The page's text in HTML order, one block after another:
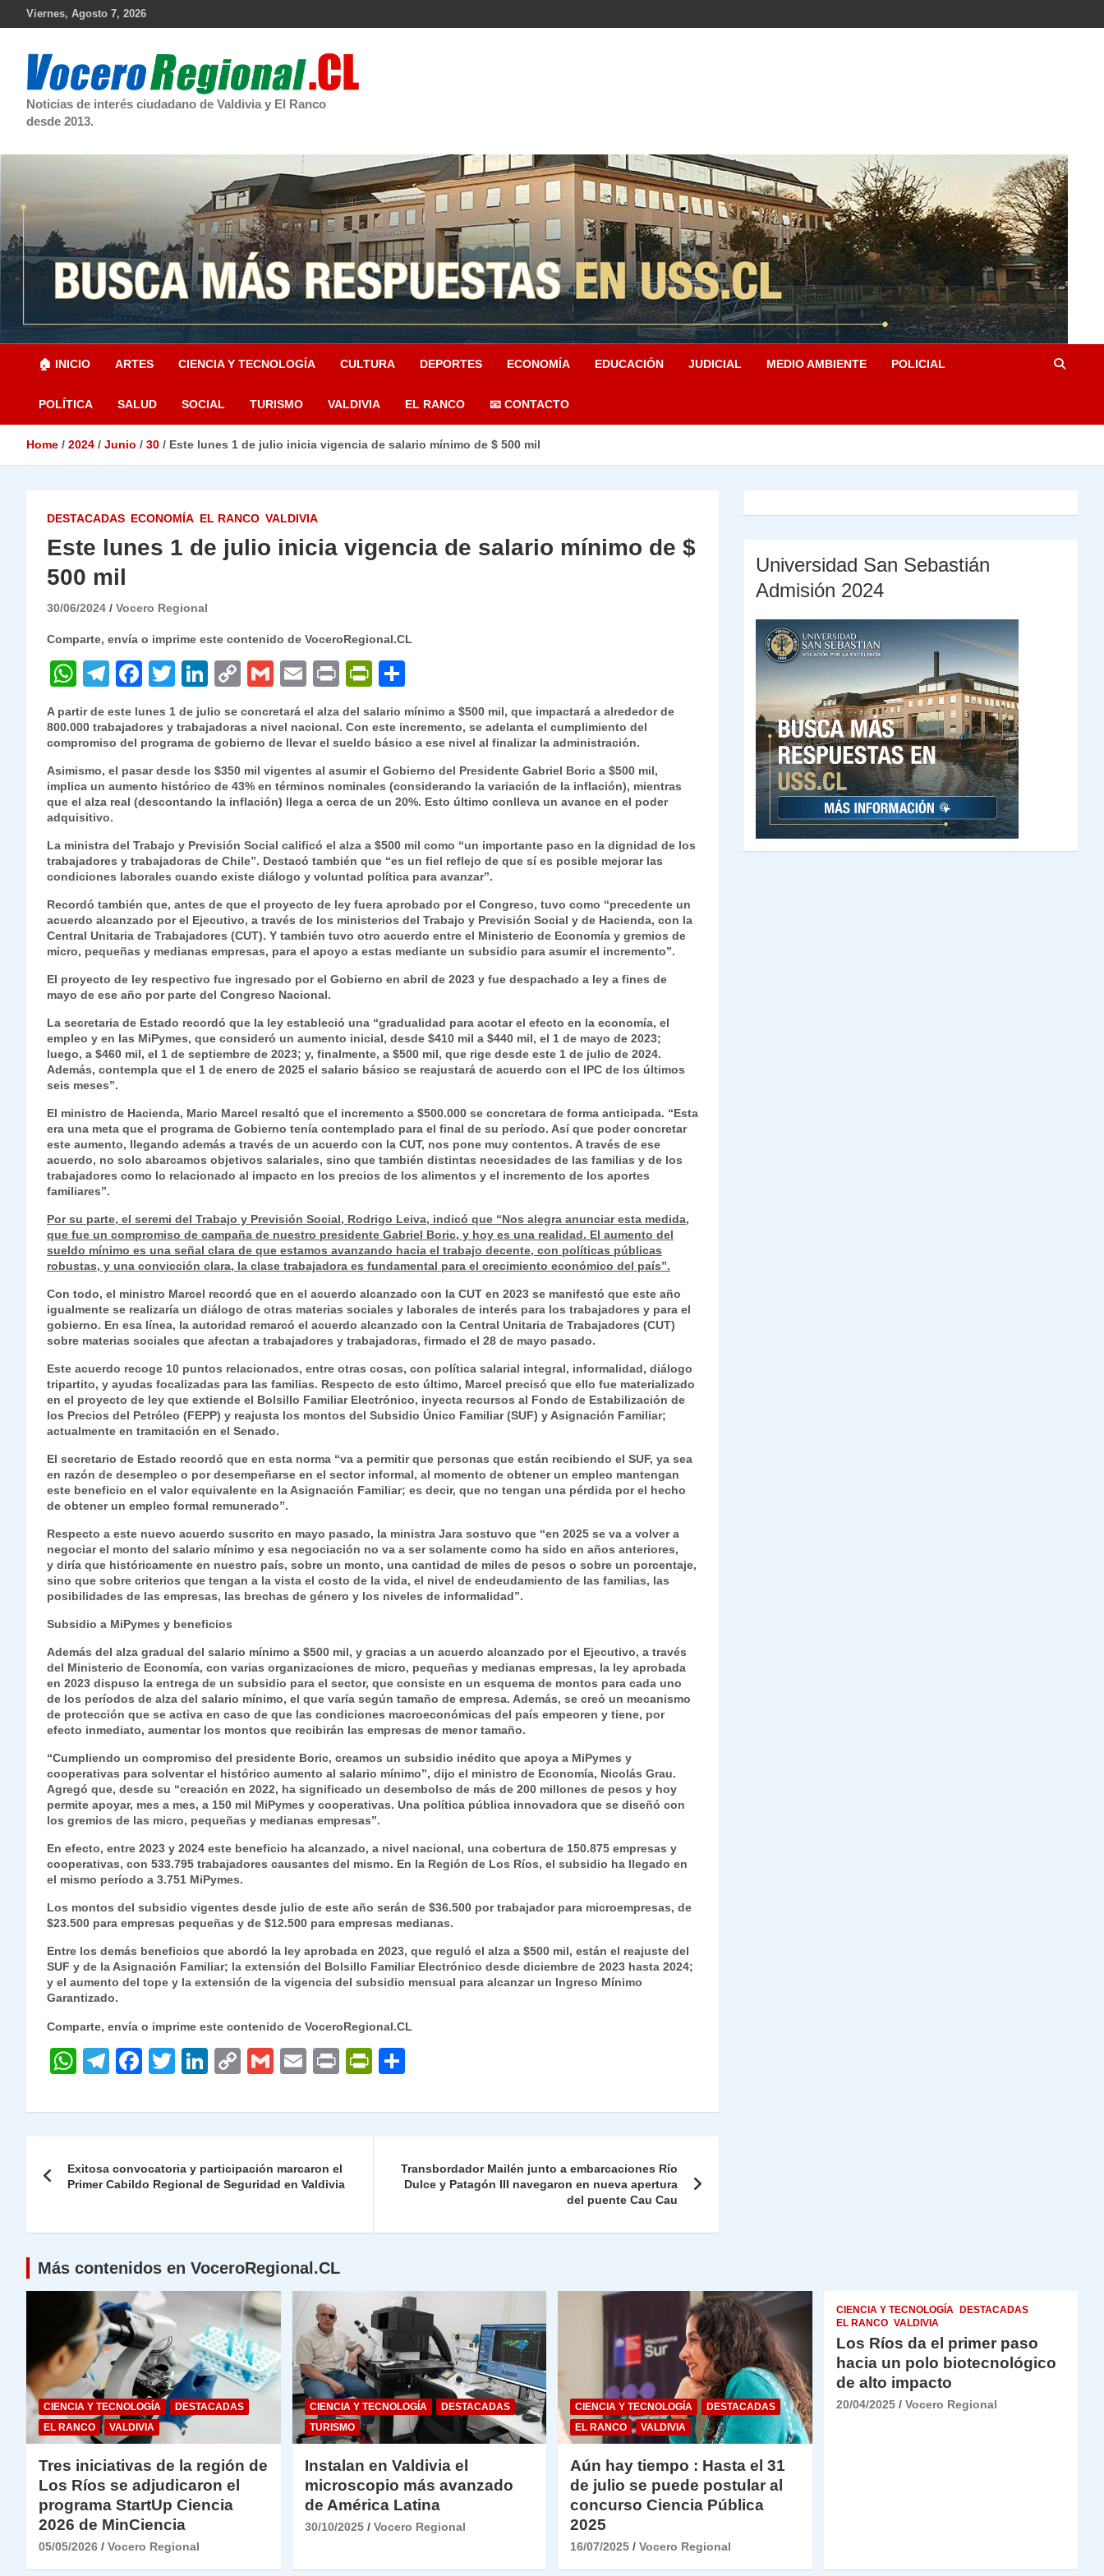
Viernes, Agosto 7, 2026
Noticias de interés ciudadano de Valdivia y El Ranco
desde 2013.
🏠 INICIO ARTES CIENCIA Y TECNOLOGÍA CULTURA DEPORTES ECONOMÍA EDUCACIÓN JUDICIAL MEDIO AMBIENTE POLICIAL
POLÍTICA SALUD SOCIAL TURISMO VALDIVIA EL RANCO 📧 CONTACTO
Home 2024 Junio 30 Este lunes 1 de julio inicia vigencia de salario mínimo de $ 500 mil
DESTACADAS ECONOMÍA EL RANCO VALDIVIA
Este lunes 1 de julio inicia vigencia de salario mínimo de $
500 mil
30/06/2024 Vocero Regional
Comparte, envía o imprime este contenido de VoceroRegional.CL
W
h
at
s
A
p
p
T
el
e
gr
a
m
F
c
e
b
o
k
T
w
itt
er
Li
n
k
e
dI
n
C
p
y
Li
n
G
m
ai
l
E
m
ai
l
P
ri
nt
P
ri
nt
Fr
ie
n
y
o
m
p
ar
tir
A partir de este lunes 1 de julio se concretará el alza del salario mínimo a $500 mil, que impactará a alrededor de
800.000 trabajadores y trabajadoras a nivel nacional. Con este incremento, se adelanta el cumplimiento del
compromiso del programa de gobierno de llevar el sueldo básico a ese nivel al finalizar la administración.
Asimismo, el pasar desde los $350 mil vigentes al asumir el Gobierno del Presidente Gabriel Boric a $500 mil,
implica un aumento histórico de 43% en términos nominales (considerando la variación de la inflación), mientras
que el alza real (descontando la inflación) llega a cerca de un 20%. Esto último conlleva un avance en el poder
adquisitivo.
La ministra del Trabajo y Previsión Social calificó el alza a $500 mil como “un importante paso en la dignidad de los
trabajadores y trabajadoras de Chile”. Destacó también que “es un fiel reflejo de que sí es posible mejorar las
condiciones laborales cuando existe diálogo y voluntad política para avanzar”.
Recordó también que, antes de que el proyecto de ley fuera aprobado por el Congreso, tuvo como “precedente un
acuerdo alcanzado por el Ejecutivo, a través de los ministerios del Trabajo y Previsión Social y de Hacienda, con la
Central Unitaria de Trabajadores (CUT). Y también tuvo otro acuerdo entre el Ministerio de Economía y gremios de
micro, pequeñas y medianas empresas, para el apoyo a estas mediante un subsidio para asumir el incremento”.
El proyecto de ley respectivo fue ingresado por el Gobierno en abril de 2023 y fue despachado a ley a fines de
mayo de ese año por parte del Congreso Nacional.
La secretaria de Estado recordó que la ley estableció una “gradualidad para acotar el efecto en la economía, el
empleo y en las MiPymes, que consideró un aumento inicial, desde $410 mil a $440 mil, el 1 de mayo de 2023;
luego, a $460 mil, el 1 de septiembre de 2023; y, finalmente, a $500 mil, que rige desde este 1 de julio de 2024.
Además, contempla que el 1 de enero de 2025 el salario básico se reajustará de acuerdo con el IPC de los últimos
seis meses”.
El ministro de Hacienda, Mario Marcel resaltó que el incremento a $500.000 se concretara de forma anticipada. “Esta
era una meta que el programa de Gobierno tenía contemplado para el final de su período. Así que poder concretar
este aumento, llegando además a través de un acuerdo con la CUT, nos pone muy contentos. A través de ese
acuerdo, no solo abarcamos objetivos salariales, sino que también distintas necesidades de las familias y de los
trabajadores como lo relacionado al impacto en los precios de los alimentos y el incremento de los aportes
familiares”.
Por su parte, el seremi del Trabajo y Previsión Social, Rodrigo Leiva, indicó que “Nos alegra anunciar esta medida,
que fue un compromiso de campaña de nuestro presidente Gabriel Boric, y hoy es una realidad. El aumento del
sueldo mínimo es una señal clara de que estamos avanzando hacia el trabajo decente, con políticas públicas
robustas, y una convicción clara, la clase trabajadora es fundamental para el crecimiento económico del país”.
Con todo, el ministro Marcel recordó que en el acuerdo alcanzado con la CUT en 2023 se manifestó que este año
igualmente se realizaría un diálogo de otras materias sociales y laborales de interés para los trabajadores y para el
gobierno. En esa línea, la autoridad remarcó el acuerdo alcanzado con la Central Unitaria de Trabajadores (CUT)
sobre materias sociales que afectan a trabajadores y trabajadoras, firmado el 28 de mayo pasado.
Este acuerdo recoge 10 puntos relacionados, entre otras cosas, con política salarial integral, informalidad, diálogo
tripartito, y ayudas focalizadas para las familias. Respecto de esto último, Marcel precisó que ello fue materializado
en el proyecto de ley que extiende el Bolsillo Familiar Electrónico, inyecta recursos al Fondo de Estabilización de
los Precios del Petróleo (FEPP) y reajusta los montos del Subsidio Único Familiar (SUF) y Asignación Familiar;
actualmente en tramitación en el Senado.
El secretario de Estado recordó que en esta norma “va a permitir que personas que están recibiendo el SUF, ya sea
en razón de desempleo o por desempeñarse en el sector informal, al momento de obtener un empleo mantengan
este beneficio en el valor equivalente en la Asignación Familiar; es decir, que no tengan una pérdida por el hecho
de obtener un empleo formal remunerado”.
Respecto a este nuevo acuerdo suscrito en mayo pasado, la ministra Jara sostuvo que “en 2025 se va a volver a
negociar el monto del salario mínimo y esa negociación no va a ser solamente como ha sido en años anteriores,
y diría que históricamente en nuestro país, sobre un monto, una cantidad de miles de pesos o sobre un porcentaje,
sino que sobre criterios que tengan a la vista el costo de la vida, el nivel de endeudamiento de las familias, las
posibilidades de las empresas, las brechas de género y los niveles de informalidad”.
Subsidio a MiPymes y beneficios
Además del alza gradual del salario mínimo a $500 mil, y gracias a un acuerdo alcanzado por el Ejecutivo, a través
del Ministerio de Economía, con varias organizaciones de micro, pequeñas y medianas empresas, la ley aprobada
en 2023 dispuso la entrega de un subsidio para el sector, que consiste en un esquema de montos para cada uno
de los períodos de alza del salario mínimo, el que varía según tamaño de empresa. Además, se creó un mecanismo
de protección que se activa en caso de que las condiciones macroeconómicas del país empeoren y tiene, por
efecto inmediato, aumentar los montos que recibirán las empresas de menor tamaño.
“Cumpliendo un compromiso del presidente Boric, creamos un subsidio inédito que apoya a MiPymes y
cooperativas para solventar el histórico aumento al salario mínimo”, dijo el ministro de Economía, Nicolás Grau.
Agregó que, desde su “creación en 2022, ha significado un desembolso de más de 200 millones de pesos y hoy
permite apoyar, mes a mes, a 150 mil MiPymes y cooperativas. Una política pública innovadora que se diseñó con
los gremios de las micro, pequeñas y medianas empresas”.
En efecto, entre 2023 y 2024 este beneficio ha alcanzado, a nivel nacional, una cobertura de 150.875 empresas y
cooperativas, con 533.795 trabajadores causantes del mismo. En la Región de Los Ríos, el subsidio ha llegado en
el mismo período a 3.751 MiPymes.
Los montos del subsidio vigentes desde julio de este año serán de $36.500 por trabajador para microempresas, de
$23.500 para empresas pequeñas y de $12.500 para empresas medianas.
Entre los demás beneficios que abordó la ley aprobada en 2023, que reguló el alza a $500 mil, están el reajuste del
SUF y de la Asignación Familiar; la extensión del Bolsillo Familiar Electrónico desde diciembre de 2023 hasta 2024;
y el aumento del tope y la extensión de la vigencia del subsidio mensual para alcanzar un Ingreso Mínimo
Garantizado.
Comparte, envía o imprime este contenido de VoceroRegional.CL
W
at
A
p
T
e
a
m
F
c
b
o
T
itt
Li
k
dI
n
C
p
Li
n
G
ai
E
ai
P
nt
P
nt m
ar
tir
de
Exitosa convocatoria y participación marcaron el
Primer Cabildo Regional de Seguridad en Valdivia
Transbordador Mailén junto a embarcaciones Río
Dulce y Patagón III navegaron en nueva apertura
del puente Cau Cau
Universidad San Sebastián
Admisión 2024
Más contenidos en VoceroRegional.CL
CIENCIA Y TECNOLOGÍA
DESTACADAS
EL RANCO
VALDIVIA
Tres iniciativas de la región de
Los Ríos se adjudicaron el
programa StartUp Ciencia
2026 de MinCiencia
05/05/2026 Vocero Regional
CIENCIA Y TECNOLOGÍA
DESTACADAS
TURISMO
Instalan en Valdivia el
microscopio más avanzado
de América Latina
30/10/2025 Vocero Regional
CIENCIA Y TECNOLOGÍA
DESTACADAS
EL RANCO
VALDIVIA
Aún hay tiempo : Hasta el 31
de julio se puede postular al
concurso Ciencia Pública
2025
16/07/2025 Vocero Regional
CIENCIA Y TECNOLOGÍA
DESTACADAS
EL RANCO VALDIVIA
Los Ríos da el primer paso
hacia un polo biotecnológico
de alto impacto
20/04/2025 Vocero Regional